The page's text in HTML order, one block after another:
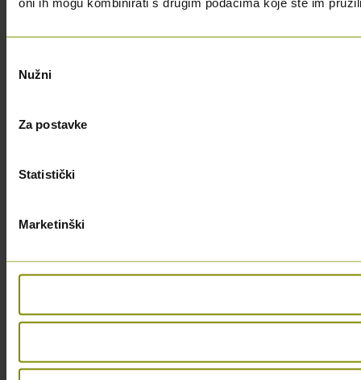
pristanka
Nužni
Za postavke
Statistički
Marketinški